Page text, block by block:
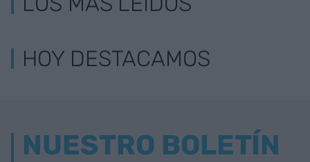
HOY DESTACAMOS
NUESTRO BOLETÍN